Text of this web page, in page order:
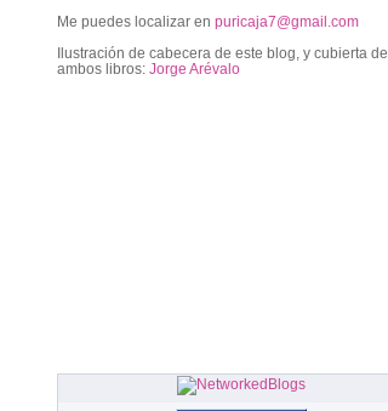
Me puedes localizar en puricaja7@gmail.com
Ilustración de cabecera de este blog, y cubierta de
ambos libros: Jorge Arévalo